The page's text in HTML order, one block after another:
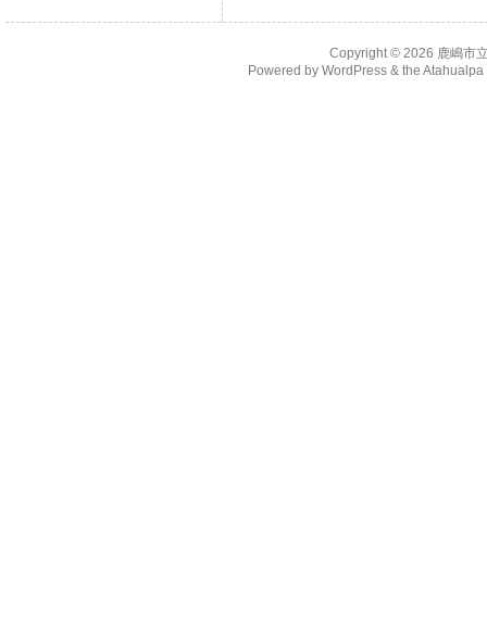
Copyright © 2026 鹿嶋市
Powered by WordPress& the Atahualpa